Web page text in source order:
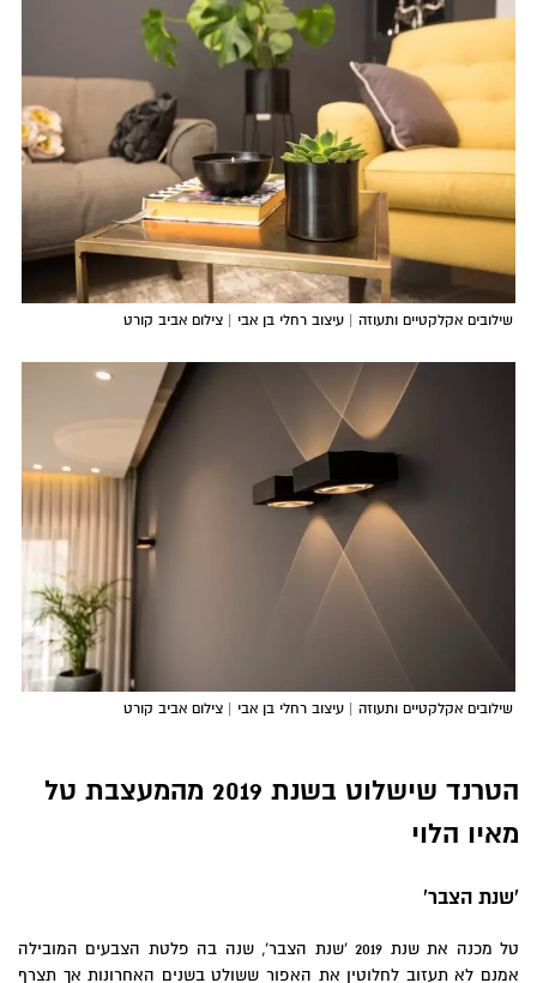
שילובים אקלקטיים ותעוזה | עיצוב רחלי בן אבי | צילום אביב קורט
שילובים אקלקטיים ותעוזה | עיצוב רחלי בן אבי | צילום אביב קורט
הטרנד שישלוט בשנת 2019 מהמעצבת טל
מאיו הלוי
'שנת הצבר'
טל מכנה את שנת 2019 'שנת הצבר', שנה בה פלטת הצבעים המובילה
אמנם לא תעזוב לחלוטין את האפור ששולט בשנים האחרונות אך תצרף